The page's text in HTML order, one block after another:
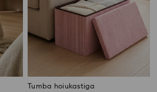
Tumba hoiukastiga